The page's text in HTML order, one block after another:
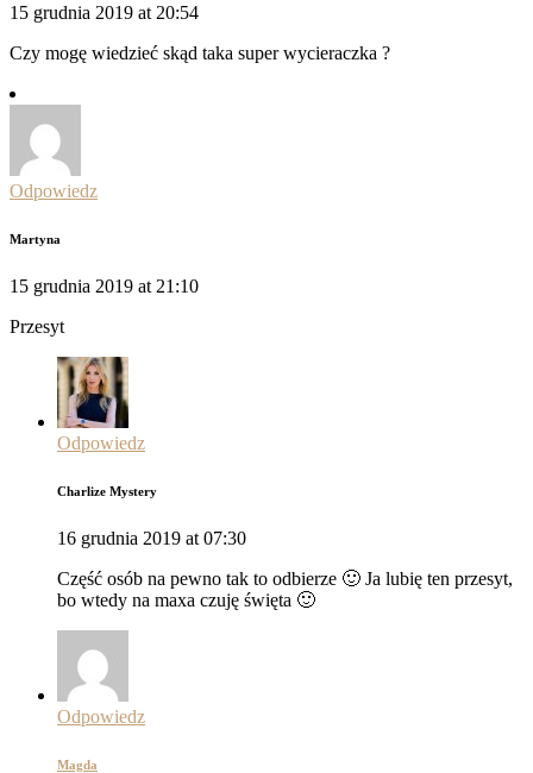
15 grudnia 2019 at 20:54
Czy mogę wiedzieć skąd taka super wycieraczka ?
Odpowiedz
Martyna
15 grudnia 2019 at 21:10
Przesyt
Odpowiedz
Charlize Mystery
16 grudnia 2019 at 07:30
Część osób na pewno tak to odbierze 🙂 Ja lubię ten przesyt,
bo wtedy na maxa czuję święta 🙂
Odpowiedz
Magda